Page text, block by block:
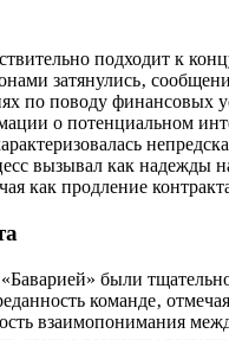
подходит к
затянулись‚
по поводу
о потенциальном
вызывал как надежды
как продление
были
команде‚
взаимопонимания